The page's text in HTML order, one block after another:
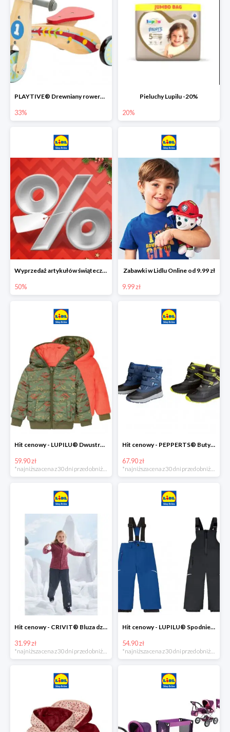
PLAYTIVE® Drewniany rowerek biegowy -33%
33%
Pieluchy Lupilu -20%
20%
Wyprzedaż artykułów świątecznych w Lidlu Online
50%
Zabawki w Lidlu Online od 9.99 zł
9.99 zł
Hit cenowy - LUPILU® Dwustronna kurtka dziecięca z polarem
59.90 zł
*najniższa cena z 30 dni przed obniżką
Hit cenowy - PEPPERTS® Buty zimowe chłopięce
67.90 zł
*najniższa cena z 30 dni przed obniżką
Hit cenowy - CRIVIT® Bluza dziewczęca z polaru
31.99 zł
Hit cenowy - LUPILU® Spodnie narciarskie chłopięce
54.90 zł